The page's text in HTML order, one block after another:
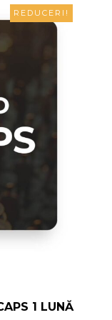
REDUCERI!
1 LUNĂ